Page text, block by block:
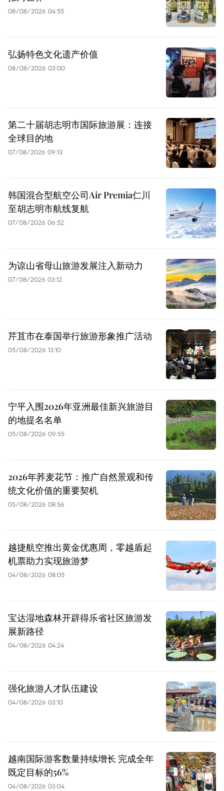
08/08/2026 04:55
弘扬特色文化遗产价值
08/08/2026 03:00
第二十届胡志明市国际旅游展：连接
全球目的地
07/08/2026 09:13
韩国混合型航空公司Air Premia仁川
至胡志明市航线复航
07/08/2026 06:52
为谅山省母山旅游发展注入新动力
07/08/2026 03:12
芹苴市在泰国举行旅游形象推广活动
05/08/2026 13:10
宁平入围2026年亚洲最佳新兴旅游目
的地提名名单
05/08/2026 09:55
2026年荞麦花节：推广自然景观和传
统文化价值的重要契机
05/08/2026 08:56
越捷航空推出黄金优惠周，零越盾起
机票助力实现旅游梦
04/08/2026 08:05
宝达湿地森林开辟得乐省社区旅游发
展新路径
04/08/2026 04:24
强化旅游人才队伍建设
04/08/2026 03:10
越南国际游客数量持续增长 完成全年
既定目标的56%
04/08/2026 03:04